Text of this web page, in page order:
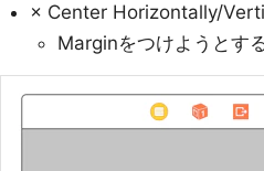
× Center Horizontally/
Marginをつけようとす